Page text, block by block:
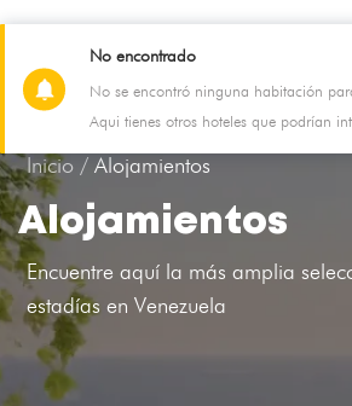
08 Aug - 09 Aug 2 Adultos, 0 Niño, 1
Inicio /Alojamientos
Alojamientos
Encuentre aquí la más amplia
estadías en Venezuela
No encontrado
No se encontró ninguna habitación
Aqui tienes otros hoteles que podrían